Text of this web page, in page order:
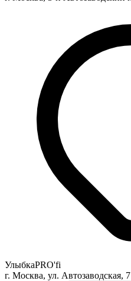
УлыбкаPRO'fi
г. Москва, ул. Автозаводская, 7